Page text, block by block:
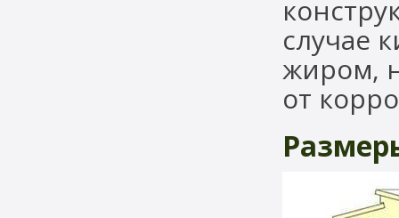
случае
жиром,
от